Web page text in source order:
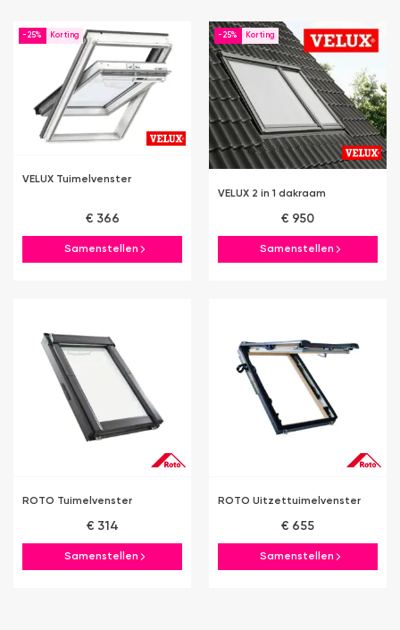
-25%
VELUX Tuimelvenster
€ 366
Samenstellen
-25%
VELUX 2 in 1 dakraam
€ 950
Samenstellen
ROTO Tuimelvenster
€ 314
Samenstellen
ROTO Uitzettuimelvenster
€ 655
Samenstellen